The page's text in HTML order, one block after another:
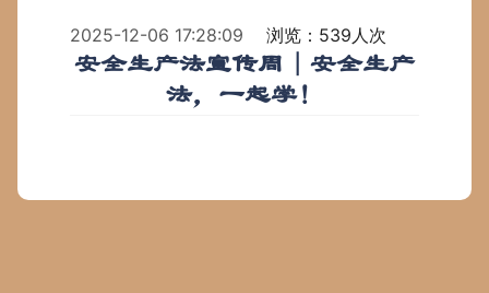
2025-12-06 17:28:09 浏览：539人次
安全生产法宣传周｜安全生产
法，一起学！